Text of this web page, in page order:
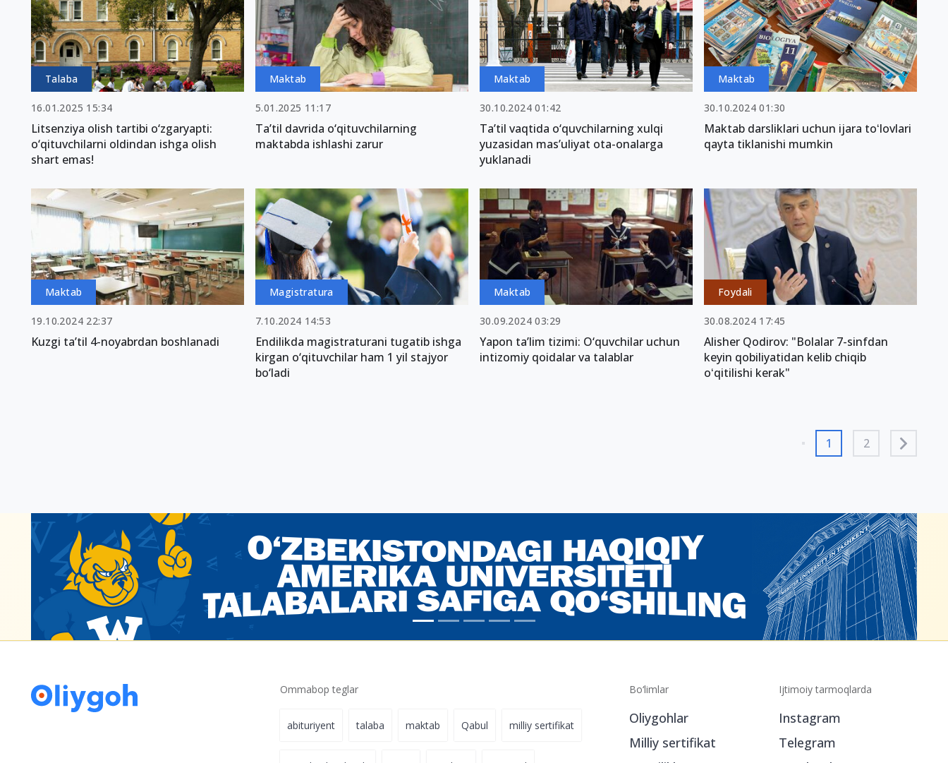
Talaba
16.01.2025 15:34
Litsenziya olish tartibi o‘zgaryapti:
o‘qituvchilarni oldindan ishga olish
shart emas!
Maktab
5.01.2025 11:17
Ta’til davrida o‘qituvchilarning
maktabda ishlashi zarur
Maktab
30.10.2024 01:42
Ta’til vaqtida o‘quvchilarning xulqi
yuzasidan mas’uliyat ota-onalarga
yuklanadi
Maktab
30.10.2024 01:30
Maktab darsliklari uchun ijara toʻlovlari
qayta tiklanishi mumkin
Maktab
19.10.2024 22:37
Kuzgi ta’til 4-noyabrdan boshlanadi
Magistratura
7.10.2024 14:53
Endilikda magistraturani tugatib ishga
kirgan o‘qituvchilar ham 1 yil stajyor
bo‘ladi
Maktab
30.09.2024 03:29
Yapon ta’lim tizimi: O‘quvchilar uchun
intizomiy qoidalar va talablar
Foydali
30.08.2024 17:45
Alisher Qodirov: "Bolalar 7-sinfdan
keyin qobiliyatidan kelib chiqib
oʻqitilishi kerak"
1 2
Ommabop teglar
abituriyent talaba maktab Qabul milliy sertifikat
Bo‘limlar
Oliygohlar
Milliy sertifikat
Ijtimoiy tarmoqlarda
Instagram
Telegram